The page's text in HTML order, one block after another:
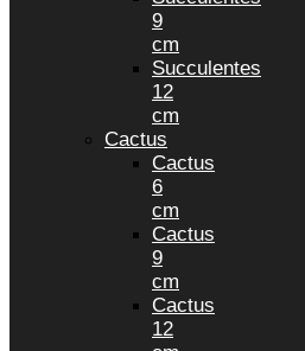
9
cm
Succulentes
12
cm
Cactus
Cactus
6
cm
Cactus
9
cm
Cactus
12